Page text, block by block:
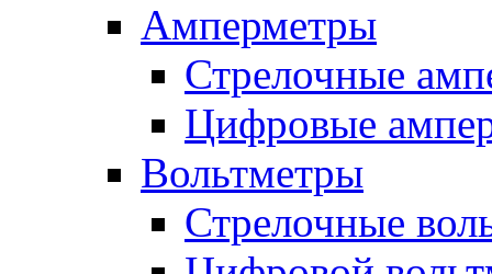
Амперметры
Стрелочные
Цифровые
Вольтметры
Стрелочные